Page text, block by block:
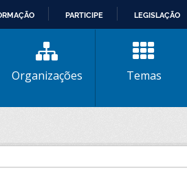
PARTICIPE LEGISLAÇÃO
Organizações Temas